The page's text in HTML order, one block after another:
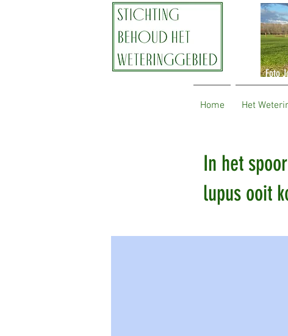
Foto
In het
lupus ooit
Home Het